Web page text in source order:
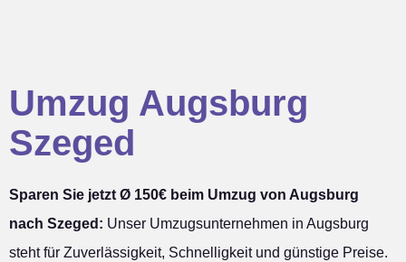
Umzug Augsburg
Szeged
Sparen Sie jetzt Ø 150€ beim Umzug von Augsburg
nach Szeged: Unser Umzugsunternehmen in Augsburg
steht für Zuverlässigkeit, Schnelligkeit und günstige Preise.